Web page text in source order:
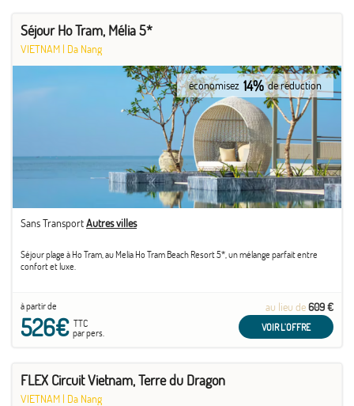
Séjour Ho Tram, Mélia 5*
VIETNAM | Da Nang
économisez 14% de réduction
Sans TransportAutres villes
Séjour plage à Ho Tram, au Melia Ho Tram Beach Resort 5*, un mélange parfait entre
confort et luxe.
à partir de
526€TTC
par pers.
au lieu de609 €
VOIR L'OFFRE
FLEX Circuit Vietnam, Terre du Dragon
VIETNAM | Da Nang